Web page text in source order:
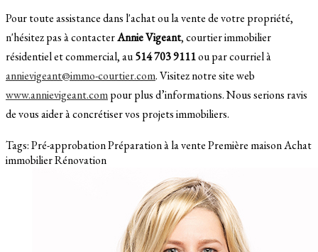
Pour toute assistance dans l'achat ou la vente de votre propriété,
n'hésitez pas à contacterAnnie Vigeant, courtier immobilier
résidentiel et commercial, au514 703 9111ou par courriel à
annievigeant@immo-courtier.com. Visitez notre site web
www.annievigeant.compour plus d’informations. Nous serions ravis
de vous aider à concrétiser vos projets immobiliers.
Tags:Pré-approbationPréparation à la ventePremière maisonAchat
immobilierRénovation